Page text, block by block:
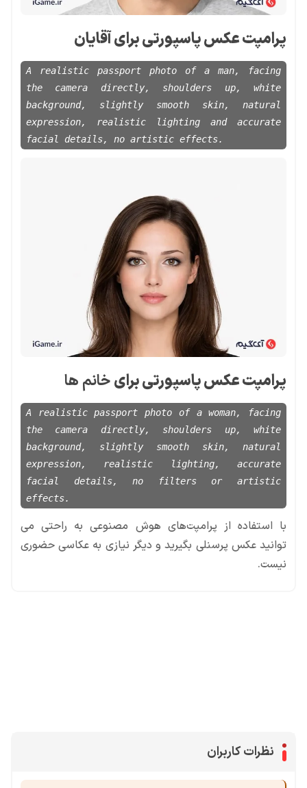
پرامپت عکس پاسپورتی برای آقایان
A realistic passport photo of a man, facing
the camera directly, shoulders up, white
background, slightly smooth skin, natural
expression, realistic lighting and accurate
facial details, no artistic effects.
پرامپت عکس پاسپورتی برایخانم ها
A realistic passport photo of a woman, facing
the camera directly, shoulders up, white
background, slightly smooth skin, natural
expression, realistic lighting, accurate
facial details, no filters or artistic
effects.
با استفاده از پرامپت‌های هوش مصنوعی به راحتی می
توانید عکس پرسنلی بگیرید و دیگر نیازی به عکاسی حضوری
نیست.
نظرات کاربران